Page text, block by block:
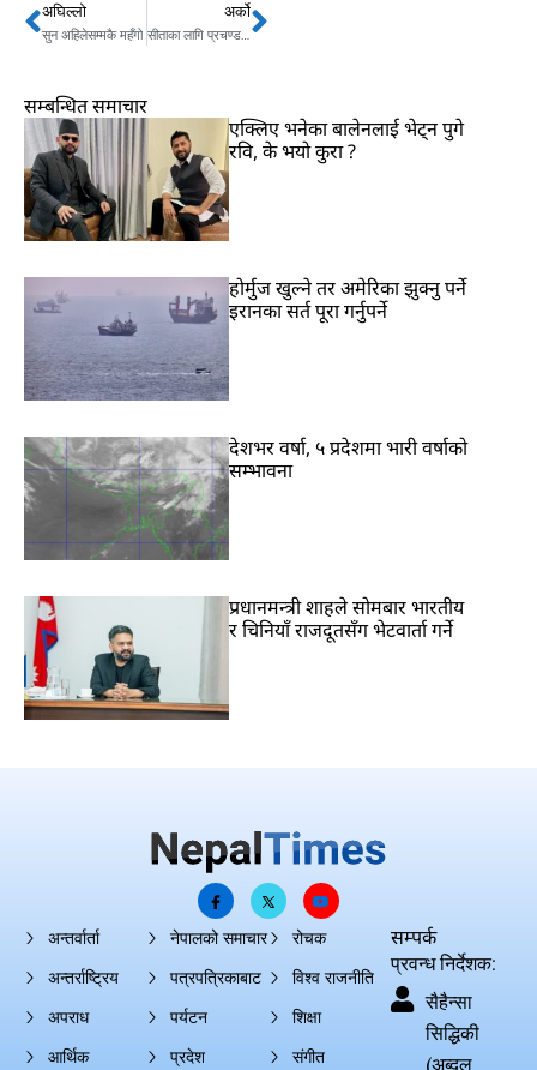
Prev
अघिल्लो
सुन अहिलेसम्मकै महँगो
अर्को
सीताका लागि प्रचण्डले महाकाल पुकारेNext
सम्बन्धित समाचार
एक्लिए भनेका बालेनलाई भेट्न पुगे
रवि, के भयो कुरा ?
होर्मुज खुल्ने तर अमेरिका झुक्नु पर्ने
इरानका सर्त पूरा गर्नुपर्ने
देशभर वर्षा, ५ प्रदेशमा भारी वर्षाको
सम्भावना
प्रधानमन्त्री शाहले सोमबार भारतीय
र चिनियाँ राजदूतसँग भेटवार्ता गर्ने
अन्तर्वार्ता
अन्तर्राष्ट्रिय
अपराध
आर्थिक
नेपालको समाचार
पत्रपत्रिकाबाट
पर्यटन
प्रदेश
रोचक
विश्व राजनीति
शिक्षा
संगीत
सम्पर्क
प्रवन्ध निर्देशक:
सैहैन्सा
सिद्धिकी
(अब्दुल